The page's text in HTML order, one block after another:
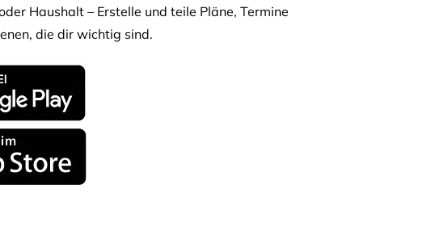
Haushalt – Erstelle und teile Pläne, Termine
die dir wichtig sind.